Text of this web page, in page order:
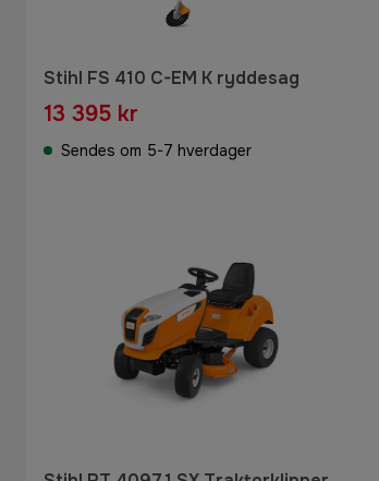
Stihl FS 410 C-EM K ryddesag
13 395 kr
Sendes om 5-7 hverdager